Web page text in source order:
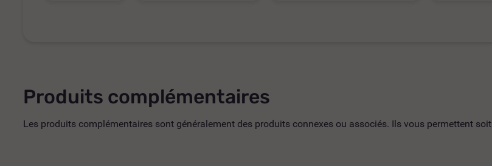
Produits complémentaires
Les produits complémentaires sont généralement des produits connexes ou associés. Ils vous permettent